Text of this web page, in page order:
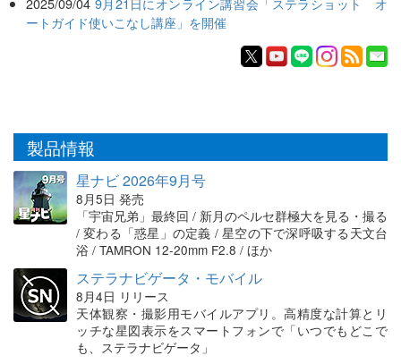
ートガイド使いこなし講座」を開催
製品情報
星ナビ 2026年9月号
8月5日 発売
「宇宙兄弟」最終回 / 新月のペルセ群極大を見る・撮る
/ 変わる「惑星」の定義 / 星空の下で深呼吸する天文台
浴 / TAMRON 12-20mm F2.8 / ほか
ステラナビゲータ・モバイル
8月4日 リリース
天体観察・撮影用モバイルアプリ。高精度な計算とリ
ッチな星図表示をスマートフォンで「いつでもどこで
も、ステラナビゲータ」